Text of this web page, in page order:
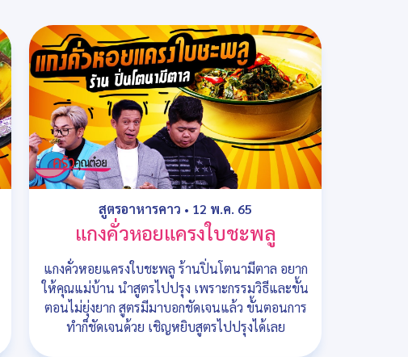
สูตรอาหารคาว • 12 พ.ค. 65
แกงคั่วหอยแครงใบชะพลู
แกงคั่วหอยแครงใบชะพลู ร้านปิ่นโตนามีตาล อยาก
ให้คุณแม่บ้าน นำสูตรไปปรุง เพราะกรรมวิธีและขั้น
ตอนไม่ยุ่งยาก สูตรมีมาบอกชัดเจนแล้ว ขั้นตอนการ
ทำก็ชัดเจนด้วย เชิญหยิบสูตรไปปรุงได้เลย